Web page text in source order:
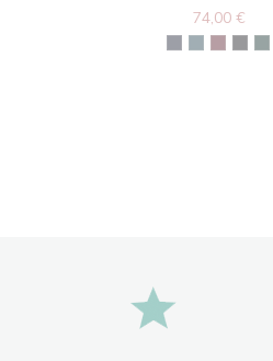
74,00 €